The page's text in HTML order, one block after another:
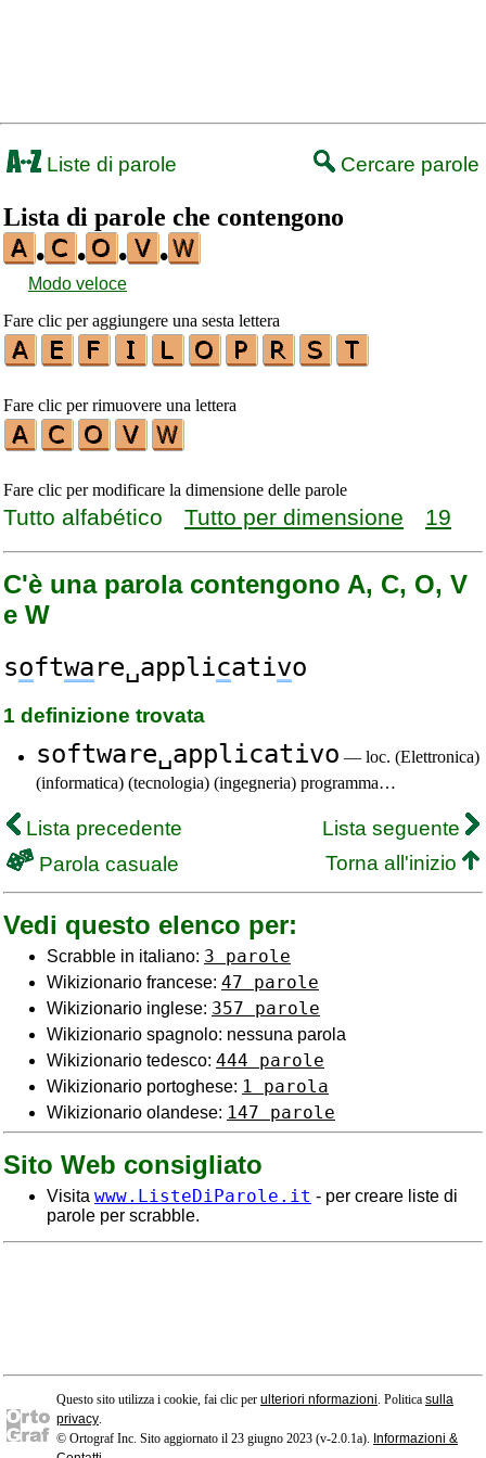
Liste di parole Cercare parole
Lista di parole che contengono
•
• • •
Modo veloce
Fare clic per aggiungere una sesta lettera
Fare clic per rimuovere una lettera
Fare clic per modificare la dimensione delle parole
Tutto alfabético Tutto per dimensione 19
C'è una parola contengono A, C, O, V
e W
software␣applicativo
1 definizione trovata
software␣applicativo — loc. (Elettronica)
(informatica) (tecnologia) (ingegneria) programma…
Lista precedente
Lista seguente
Parola casuale
Torna all'inizio
Vedi questo elenco per:
Scrabble in italiano: 3 parole
Wikizionario francese: 47 parole
Wikizionario inglese: 357 parole
Wikizionario spagnolo: nessuna parola
Wikizionario tedesco: 444 parole
Wikizionario portoghese: 1 parola
Wikizionario olandese: 147 parole
Sito Web consigliato
Visita www.ListeDiParole.it - per creare liste di
parole per scrabble.
Questo sito utilizza i cookie, fai clic per ulteriori nformazioni. Politica sulla
privacy.
© Ortograf Inc. Sito aggiornato il 23 giugno 2023 (v-2.0.1a). Informazioni &